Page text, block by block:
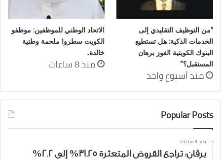
“من التوظيف التقليدي إلى
الخدمات الذكية: هل تستطيع
البنوك الكويتية الفوز برهان
المستقبل؟”
منذ أسبوع واحد
الاتحاد الوطني للموظفين: موظفو
الكويت سطروا ملحمة وطنية
خالدة..
منذ 8 ساعات
Popular Posts
منذ 3 ساعات
برقان: تراجع القروض المتعثرة 31.25% إلى 2.2%